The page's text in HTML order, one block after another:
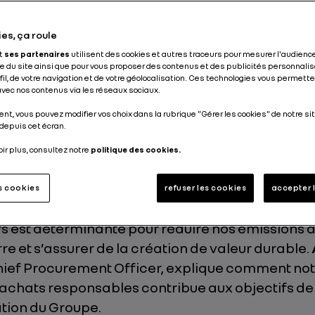
Publié le13.05.2026
matières premières et les composants
de l’empreinte carbonedes véhicules
en 2024, la mobilisation des achats et de nos
est déterminante pour réduire nos émissions
et s’assurer de la création de valeur durable.
Procurement Officer, explique comment
responsables contribue aux objectifs de
du Groupe.
ça roule
ses partenaires utilisent des cookies et autres traceurs pour mesurer
du site ainsi que pour vous proposer des contenus et des publicités
de votre navigation et de votre géolocalisation. Ces technologies vous
nos contenus via les réseaux sociaux.
vous pouvez modifier vos choix dans la rubrique "Gérer les cookies" de notre
cet écran.
plus, consultez notre politique des cookies.
cookies refuser les cookies accepter